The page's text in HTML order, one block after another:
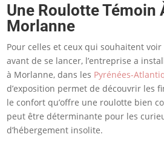
Une Roulotte Témoin
Morlanne
Pour celles et ceux qui souhaitent
avant de se lancer, l’entreprise a
à Morlanne, dans les Pyrénées-
d’exposition permet de découvrir les
le confort qu’offre une roulotte bien
peut être déterminante pour les
d’hébergement insolite.